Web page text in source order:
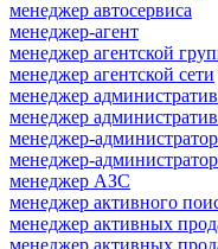
менеджер автосервиса
менеджер-агент
менеджер агентской
менеджер агентской сети
менеджер
менеджер
менеджер-администратор
менеджер-
менеджер АЗС
менеджер активного
менеджер активных
менеджер активных